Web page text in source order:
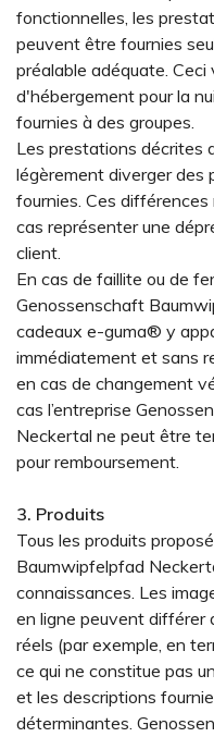
fonctionnelles, les
peuvent être fournies
préalable adéquate.
d'hébergement pour la
fournies à des groupes.
Les prestations décrites
légèrement diverger
fournies. Ces
cas représenter une
client.
En cas de faillite ou de
Genossenschaft
cadeaux e-guma® y
immédiatement et sans
en cas de changement
cas l’entreprise
Neckertal ne peut être
pour remboursement.
3. Produits
Tous les produits
Baumwipfelpfad
connaissances. Les
en ligne peuvent différer
réels (par exemple, en
ce qui ne constitue pas
et les descriptions
déterminantes.